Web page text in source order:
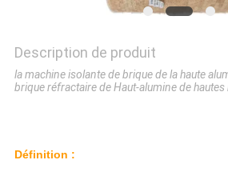
POLITIQUE
DE
CONFIDENTIALITÉ
Description de produit
la machine isolante de brique de la haute
brique réfractaire de Haut-alumine de
Définition :